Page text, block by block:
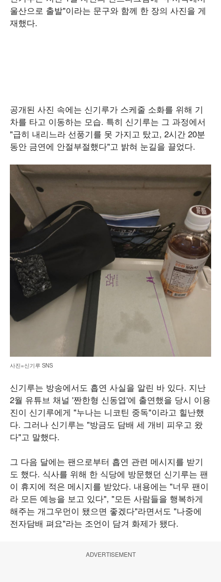
울산으로 출발"이라는 문구와 함께 한 장의 사진을 게
재했다.
공개된 사진 속에는 신기루가 스케줄 소화를 위해 기
차를 타고 이동하는 모습. 특히 신기루는 그 과정에서
"급히 내리느라 선풍기를 못 가지고 탔고, 2시간 20분
동안 금연에 안절부절했다"고 밝혀 눈길을 끌었다.
사진=신기루 SNS
신기루는 방송에서도 흡연 사실을 알린 바 있다. 지난
2월 유튜브 채널 '짠한형 신동엽'에 출연했을 당시 이용
진이 신기루에게 "누나는 니코틴 중독"이라고 힐난했
다. 그러나 신기루는 "방금도 담배 세 개비 피우고 왔
다"고 말했다.
그 다음 달에는 팬으로부터 흡연 관련 메시지를 받기
도 했다. 식사를 위해 한 식당에 방문했던 신기루는 팬
이 휴지에 적은 메시지를 받았다. 내용에는 "너무 팬이
라 모든 예능을 보고 있다", "모든 사람들을 행복하게
해주는 개그우먼이 됐으면 좋겠다"라면서도 "나중에
전자담배 펴요"라는 조언이 담겨 화제가 됐다.
ADVERTISEMENT